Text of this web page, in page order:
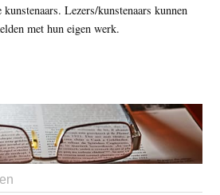
kunstenaars. Lezers/kunstenaars kunnen
met hun eigen werk.